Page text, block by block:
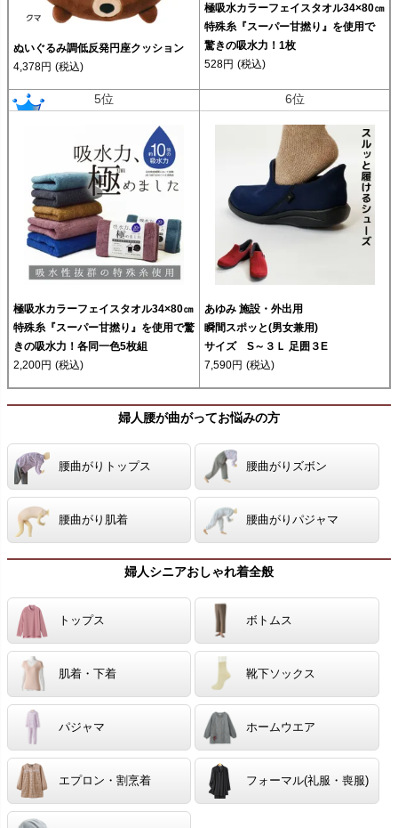
ぬいぐるみ調低反発円座クッション
4,378円 (税込)
極吸水カラーフェイスタオル34×80㎝
特殊糸『スーパー甘撚り』を使用で
驚きの吸水力！1枚
528円 (税込)
5位
極吸水カラーフェイスタオル34×80㎝
特殊糸『スーパー甘撚り』を使用で驚
きの吸水力！各同一色5枚組
2,200円 (税込)
6位
あゆみ 施設・外出用
瞬間スポッと(男女兼用)
サイズ S～３Ｌ 足囲３E
7,590円 (税込)
婦人腰が曲がってお悩みの方
腰曲がりトップス 腰曲がりズボン
腰曲がり肌着 腰曲がりパジャマ
婦人シニアおしゃれ着全般
トップス ボトムス
肌着・下着 靴下ソックス
パジャマ ホームウエア
エプロン・割烹着 フォーマル(礼服・喪服)